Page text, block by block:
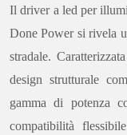
Il driver a led per
Done Power si rivela
stradale.
design strutturale
gamma di potenza
compatibilità